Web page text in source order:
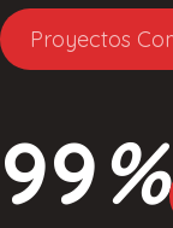
Proyectos
99%